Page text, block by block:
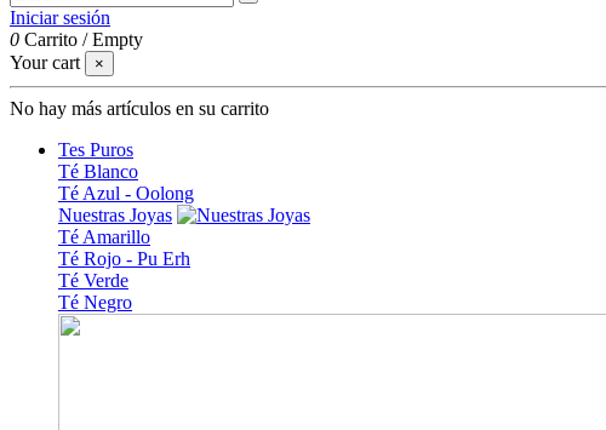
Iniciar sesión
0 Carrito /Empty
Your cart
×
No hay más artículos en su carrito
Tes Puros
Té Blanco
Té Azul - Oolong
Nuestras Joyas
Té Amarillo
Té Rojo - Pu Erh
Té Verde
Té Negro